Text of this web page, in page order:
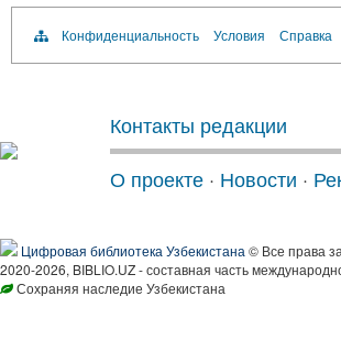
Конфиденциальность Условия Справка
Контакты редакции
О проекте · Новости ·
Цифровая библиотека Узбекистана © Все права
2020-2026, BIBLIO.UZ - составная часть
Сохраняя наследие Узбекистана